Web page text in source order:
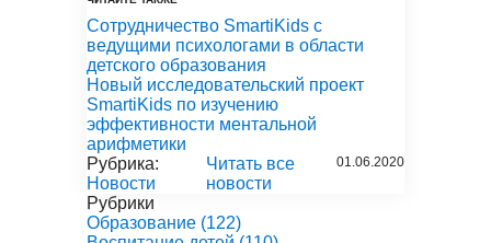
Сотрудничество SmartiKids с
ведущими психологами в области
детского образования
Новый исследовательский проект
SmartiKids по изучению
эффективности ментальной
арифметики
Рубрика:
Новости
Читать все
новости
01.06.2020
Рубрики
Образование (122)